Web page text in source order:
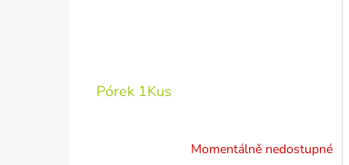
Pórek 1Kus
Momentálně nedostupné